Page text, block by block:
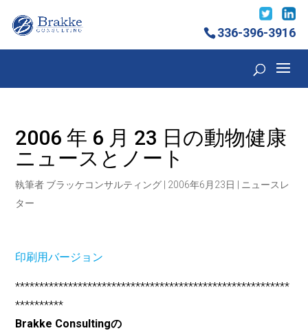
336-396-3916
2006 年 6 月 23 日の動物健康
ニュースとノート
執筆者 ブラッケコンサルティング 2006年6月23日
ニュースレ
ター
印刷用バージョン
*********************************************************
**********
Brakke Consultingの